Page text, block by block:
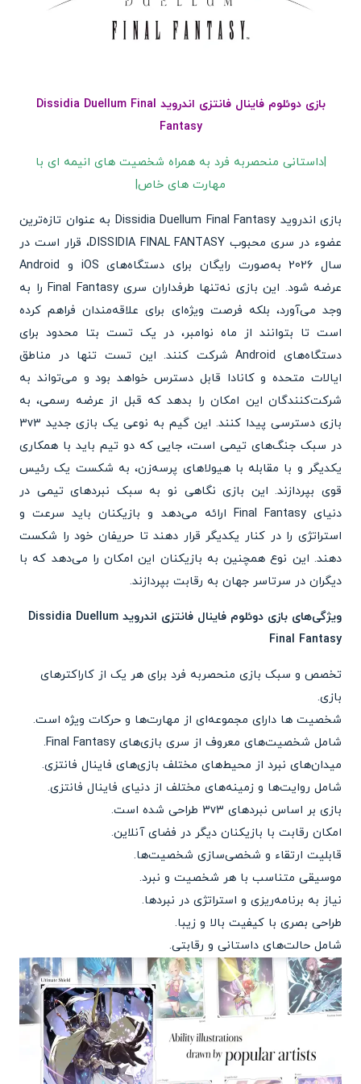
بازی دوئلوم فاینال فانتزی اندروید Dissidia Duellum Final
Fantasy
|داستانی منحصربه فرد به همراه شخصیت های انیمه ای با
مهارت های خاص|
بازی اندروید Dissidia Duellum Final Fantasy به عنوان تازه‌ترین
عضوء در سری محبوب DISSIDIA FINAL FANTASY، قرار است در
سال 2026 به‌صورت رایگان برای دستگاه‌های iOS و Android
عرضه شود. این بازی نه‌تنها طرفداران سری Final Fantasy را به
وجد می‌آورد، بلکه فرصت ویژه‌ای برای علاقه‌مندان فراهم کرده
است تا بتوانند از ماه نوامبر، در یک تست بتا محدود برای
دستگاه‌های Android شرکت کنند. این تست تنها در مناطق
ایالات متحده و کانادا قابل دسترس خواهد بود و می‌تواند به
شرکت‌کنندگان این امکان را بدهد که قبل از عرضه رسمی، به
بازی دسترسی پیدا کنند. این گیم به نوعی یک بازی جدید 3v3
در سبک جنگ‌های تیمی است، جایی که دو تیم باید با همکاری
یکدیگر و با مقابله با هیولاهای پرسه‌زن، به شکست یک رئیس
قوی بپردازند. این بازی نگاهی نو به سبک نبردهای تیمی در
دنیای Final Fantasy ارائه می‌دهد و بازیکنان باید سرعت و
استراتژی را در کنار یکدیگر قرار دهند تا حریفان خود را شکست
دهند. این نوع همچنین به بازیکنان این امکان را می‌دهد که با
دیگران در سرتاسر جهان به رقابت بپردازند.
ویژگی‌های بازی دوئلوم فاینال فانتزی اندروید Dissidia Duellum
Final Fantasy
تخصص و سبک بازی منحصربه فرد برای هر یک از کاراکترهای
بازی.
شخصیت ها دارای مجموعه‌ای از مهارت‌ها و حرکات ویژه است.
شامل شخصیت‌های معروف از سری بازی‌های Final Fantasy.
میدان‌های نبرد از محیط‌های مختلف بازی‌های فاینال فانتزی.
شامل روایت‌ها و زمینه‌های مختلف از دنیای فاینال فانتزی.
بازی بر اساس نبردهای 3v3 طراحی شده است.
امکان رقابت با بازیکنان دیگر در فضای آنلاین.
قابلیت ارتقاء و شخصی‌سازی شخصیت‌ها.
موسیقی متناسب با هر شخصیت و نبرد.
نیاز به برنامه‌ریزی و استراتژی در نبردها.
طراحی بصری با کیفیت بالا و زیبا.
شامل حالت‌های داستانی و رقابتی.